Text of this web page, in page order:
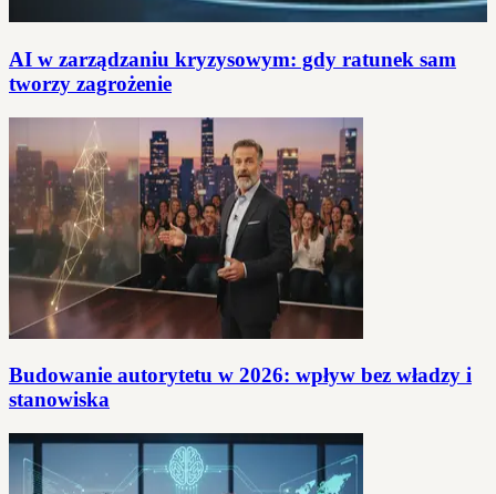
AI w zarządzaniu kryzysowym: gdy ratunek sam
tworzy zagrożenie
Budowanie autorytetu w 2026: wpływ bez władzy i
stanowiska